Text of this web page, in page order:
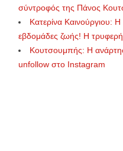
σύντροφός της Πάνος
Κατερίνα
εβδομάδες ζωής! Η
Κουτσουμπής: Η
unfollow στο Instagram